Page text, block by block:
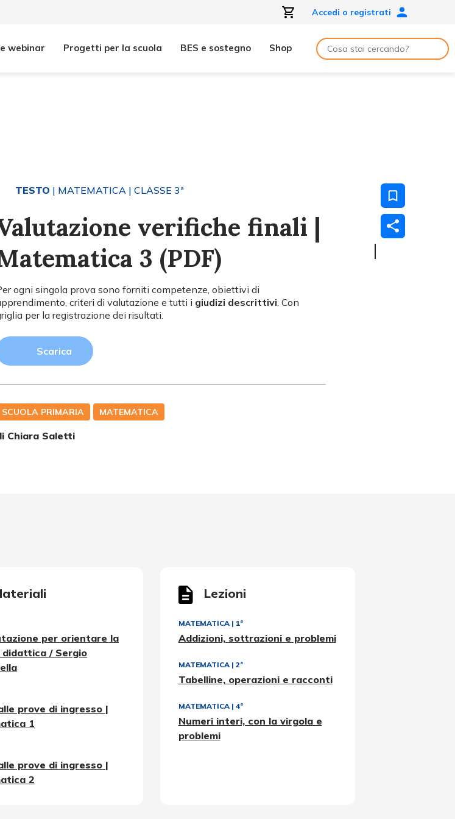
Accedi o registrati
webinar Progetti per la scuola BES e sostegno Shop
TESTO | MATEMATICA | CLASSE 3ª
verifiche finali |
3 (PDF)
ogni singola prova sono forniti competenze, obiettivi di
criteri di valutazione e tutti i giudizi descrittivi. Con
per la registrazione dei risultati.
Scarica
SCUOLA PRIMARIA MATEMATICA
Chiara Saletti
per orientare la
/ Sergio
prove di ingresso |
1
prove di ingresso |
2
Lezioni
MATEMATICA| 1ª
Addizioni, sottrazioni e problemi
MATEMATICA| 2ª
Tabelline, operazioni e racconti
MATEMATICA| 4ª
Numeri interi, con la virgola e
problemi